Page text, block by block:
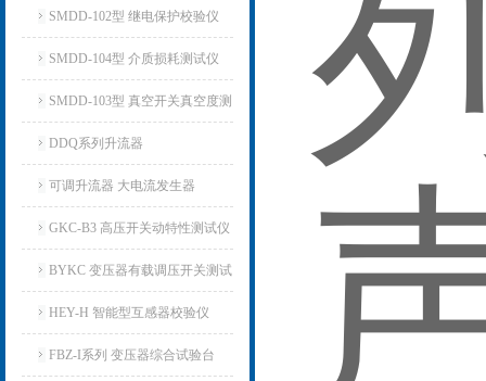
仪
SMDD-102型 继电保护校验仪
SMDD-104型 介质损耗测试仪
SMDD-103型 真空开关真空度测
试仪
DDQ系列升流器
可调升流器 大电流发生器
GKC-B3 高压开关动特性测试仪
BYKC 变压器有载调压开关测试
仪
HEY-H 智能型互感器校验仪
FBZ-I系列 变压器综合试验台